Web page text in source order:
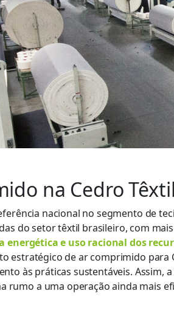
na Cedro
nacional no segmento de
do setor têxtil brasileiro, com
energética e uso racional dos
estratégico de ar comprimido
às práticas sustentáveis.
rumo a uma operação ainda mais